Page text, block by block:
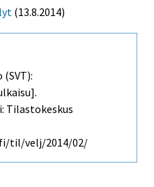
(13.8.2014)
Tilastokeskus
til/velj/2014/02/